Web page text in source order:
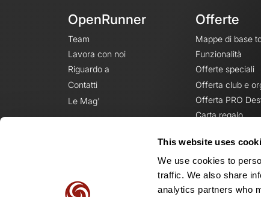
This website uses
We use cookies to
traffic. We also share
analytics partners who
OpenRunner
Team
Lavora con noi
Riguardo a
Contatti
Le Mag'
Offerte
Mappe di base
Funzionalità
Offerte speciali
Offerta club e
Offerta PRO
Carta regalo